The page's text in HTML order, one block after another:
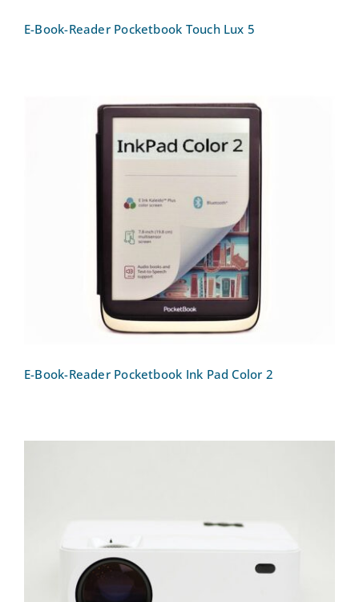
E-Book-Reader Pocketbook Touch Lux 5
E-Book-Reader Pocketbook Ink Pad
Color 2
E-Book-Reader Pocketbook Ink Pad Color 2
Beamer Topvision mit Screen Mirroring –